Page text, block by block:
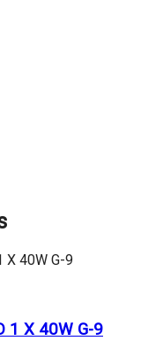
1 X 40W G-9